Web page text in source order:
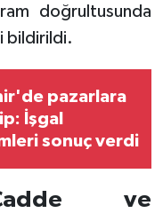
doğrultusunda
bildirildi.
pazarlara
İşgal
sonuç verdi
Cadde ve